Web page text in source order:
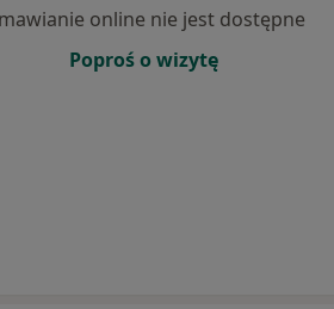
online nie jest dostępne
Poproś o wizytę